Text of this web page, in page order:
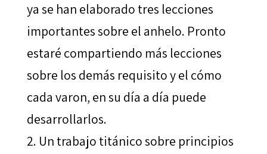
ya se han elaborado tres lecciones
importantes sobre el anhelo. Pronto
estaré compartiendo más lecciones
sobre los demás requisito y el cómo
cada varon, en su día a día puede
desarrollarlos.
Un trabajo titánico sobre principios